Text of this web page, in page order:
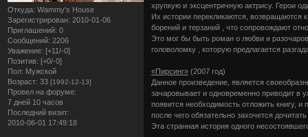
Откуда: Wammy's House
Зарегистрирован: 2010-01-06
Приглашений: 0
Сообщений: 2206
Уважение: [+11/-0]
Позитив: [+0/-0]
Пол: Мужской
Возраст: 33 [1992-12-13]
Провел на форуме:
7 дней 10 часов
Последний визит:
2010-06-01 17:49:18
хрупкую и эксцентричную актрису. Герои
Их истории перекликаются, возвращаются
борений и терзаний , что сопровождают
Это мог бы быть роман о любви и
головоломку , которую предлагается
«Пирсинг» (2007 год)
Данное произведение, является
зачаровывает и одновременно приводит в
появится необходимость отложить книгу,
после чего обязательно захочется
Эта странная история одного